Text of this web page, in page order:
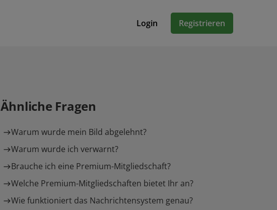
Login Registrieren
Ähnliche Fragen
Warum wurde mein Bild abgelehnt?
Warum wurde ich verwarnt?
Brauche ich eine Premium-Mitgliedschaft?
Welche Premium-Mitgliedschaften bietet Ihr an?
Wie funktioniert das Nachrichtensystem genau?